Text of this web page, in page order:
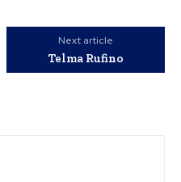
Next article
Telma Rufino